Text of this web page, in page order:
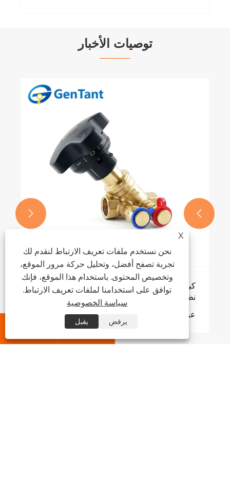
توصيات الأخبار
كيف يعمل صمام التوازن الثابت على تحسين
نظام التدفئة والتهوية وتكييف الهواء لديك؟
عرض المزيد >>



X
نحن نستخدم ملفات تعريف الارتباط لنقدم لك
تجربة تصفح أفضل، وتحليل حركة مرور الموقع،
وتخصيص المحتوى. باستخدام هذا الموقع، فإنك
توافق على استخدامنا لملفات تعريف الارتباط.
سياسة الخصوصية
يرفض يقبل